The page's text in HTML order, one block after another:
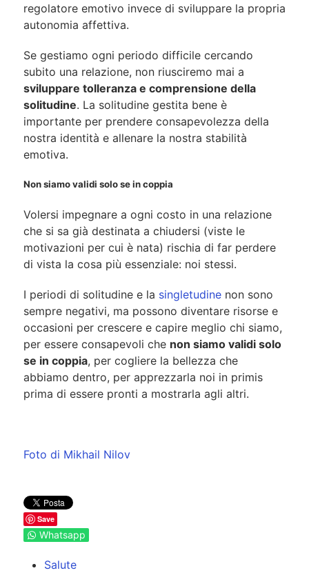
regolatore emotivo invece di sviluppare la propria
autonomia affettiva.
Se gestiamo ogni periodo difficile cercando
subito una relazione, non riusciremo mai a
sviluppare tolleranza e comprensione della
solitudine. La solitudine gestita bene è
importante per prendere consapevolezza della
nostra identità e allenare la nostra stabilità
emotiva.
Non siamo validi solo se in coppia
Volersi impegnare a ogni costo in una relazione
che si sa già destinata a chiudersi (viste le
motivazioni per cui è nata) rischia di far perdere
di vista la cosa più essenziale: noi stessi.
I periodi di solitudine e la singletudine non sono
sempre negativi, ma possono diventare risorse e
occasioni per crescere e capire meglio chi siamo,
per essere consapevoli che non siamo validi solo
se in coppia, per cogliere la bellezza che
abbiamo dentro, per apprezzarla noi in primis
prima di essere pronti a mostrarla agli altri.
Foto di Mikhail Nilov
Save
Whatsapp
Salute